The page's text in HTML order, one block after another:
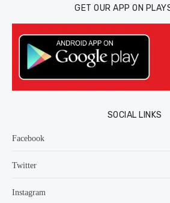
GET OUR APP ON
SOCIAL LINKS
Facebook
Twitter
Instagram